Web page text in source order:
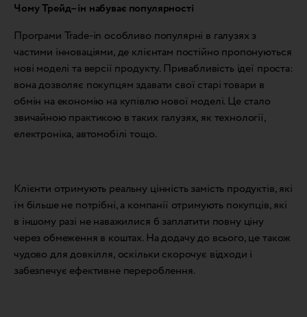
ЧомуТрейд–iн набуває популярності
Програми Trade-in особливо популярні в галузях з
частими інноваціями, де клієнтам постійно пропонуються
нові моделі та версії продукту. Привабливість ідеї проста:
вона дозволяє покупцям здавати свої старі товари в
обмін на економію на купівлю нової моделі. Це стало
звичайною практикою в таких галузях, як технології,
електроніка, автомобілі тощо.
Клієнти отримують реальну цінність замість продуктів, які
їм більше не потрібні, а компанії отримують покупців, які
в іншому разі не наважилися б заплатити повну ціну
через обмеження в коштах. На додачу до всього, це також
чудово для довкілля, оскільки скорочує відходи і
забезпечує ефективне перероблення.